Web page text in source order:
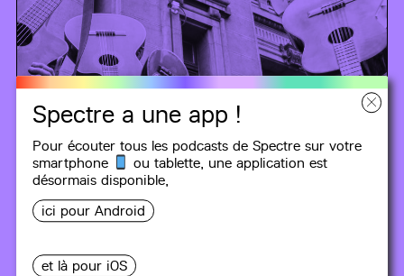
Spectre a une app !
Pour écouter tous les podcasts de Spectre sur votre
smartphone
ou tablette, uneapplication est
désormais disponible,
ici pour Android
et là pour iOS